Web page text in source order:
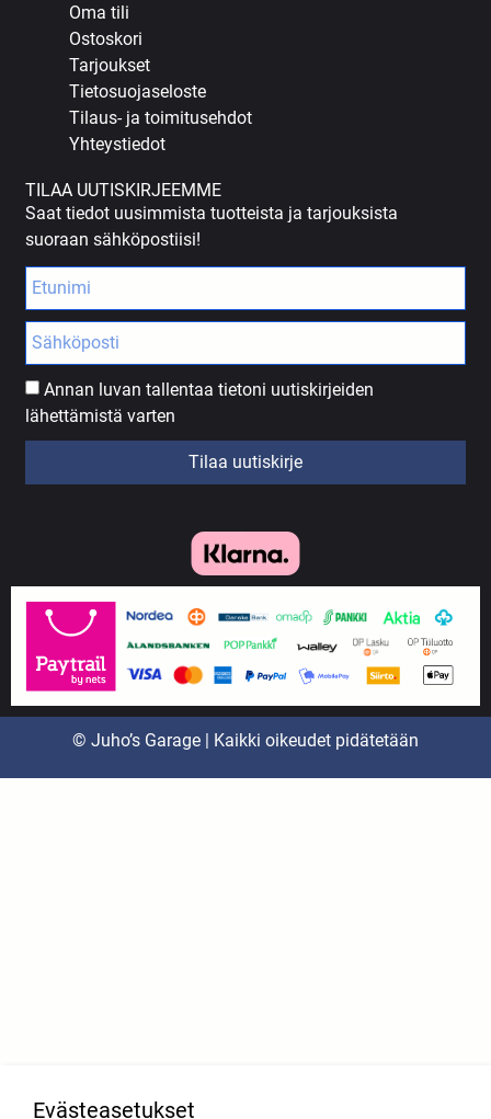
Oma tili
Ostoskori
Tarjoukset
Tietosuojaseloste
Tilaus- ja toimitusehdot
Yhteystiedot
TILAA UUTISKIRJEEMME
Saat tiedot uusimmista tuotteista ja tarjouksista
suoraan sähköpostiisi!
Annan luvan tallentaa tietoni uutiskirjeiden
lähettämistä varten
Tilaa uutiskirje
© Juho’s Garage | Kaikki oikeudet pidätetään
Evästeasetukset